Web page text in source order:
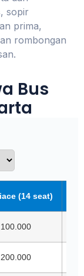
sopir
prima,
rombongan
Bus
(14 seat)